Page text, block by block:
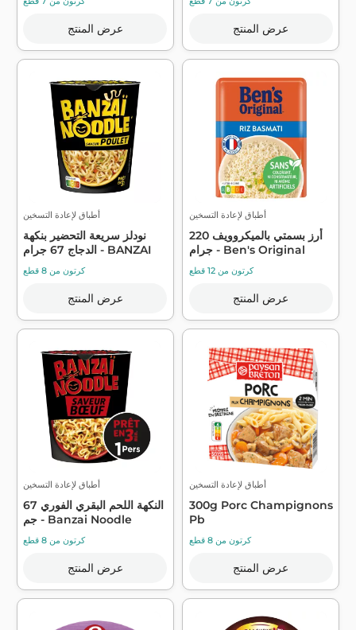
عرض المنتج عرض المنتج
أطباق لإعادة التسخين
نودلز سريعة التحضير بنكهة
الدجاج 67 جرام - BANZAI
كرتون من 8 قطع
عرض المنتج
أطباق لإعادة التسخين
أرز بسمتي بالميكروويف 220
جرام - Ben's Original
كرتون من 12 قطع
عرض المنتج
أطباق لإعادة التسخين
النكهة اللحم البقري الفوري 67
جم - Banzai Noodle
كرتون من 8 قطع
عرض المنتج
أطباق لإعادة التسخين
300g Porc Champignons
Pb
كرتون من 8 قطع
عرض المنتج